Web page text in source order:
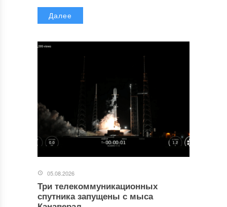
Далее
05.08.2026
Три телекоммуникационных
спутника запущены с мыса